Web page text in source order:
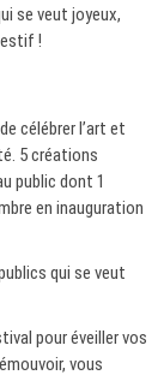
se veut joyeux,
!
célébrer l’art et
5 créations
public dont 1
en inauguration
qui se veut
pour éveiller vos
vous